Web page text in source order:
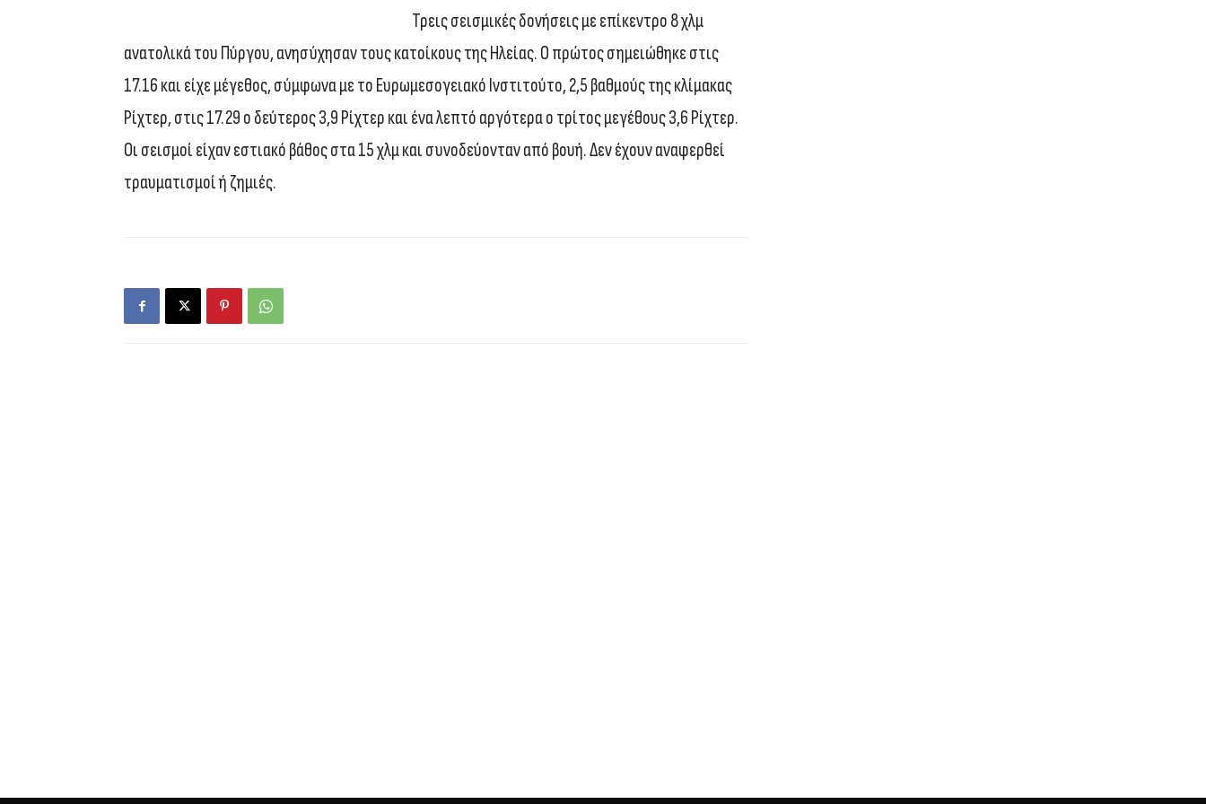
Τρεις σεισμικές δονήσεις με επίκεντρο 8 χλμ
ανατολικά του Πύργου, ανησύχησαν τους κατοίκους της Ηλείας. Ο πρώτος σημειώθηκε στις
17.16 και είχε μέγεθος, σύμφωνα με το Ευρωμεσογειακό Ινστιτούτο, 2,5 βαθμούς της κλίμακας
Ρίχτερ, στις 17.29 ο δεύτερος 3,9 Ρίχτερ και ένα λεπτό αργότερα ο τρίτος μεγέθους 3,6 Ρίχτερ.
Οι σεισμοί είχαν εστιακό βάθος στα 15 χλμ και συνοδεύονταν από βουή. Δεν έχουν αναφερθεί
τραυματισμοί ή ζημιές.